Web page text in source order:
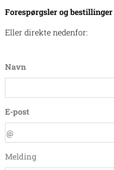
Forespørgsler og bestillinger
Eller direkte nedenfor:
Navn
E-post
Melding